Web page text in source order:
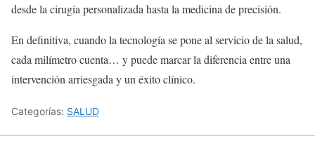
desde la cirugía personalizada hasta la medicina de precisión.
En definitiva, cuando la tecnología se pone al servicio de la salud,
cada milímetro cuenta… y puede marcar la diferencia entre una
intervención arriesgada y un éxito clínico.
Categorías: SALUD